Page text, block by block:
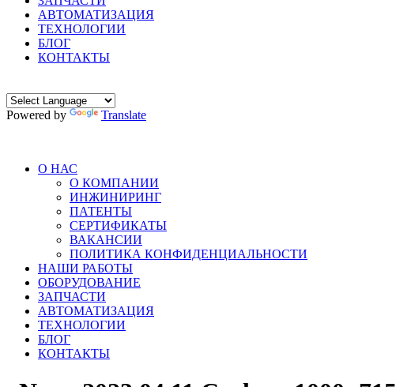
АВТОМАТИЗАЦИЯ
ТЕХНОЛОГИИ
БЛОГ
КОНТАКТЫ
Powered by Translate
О НАС
О КОМПАНИИ
ИНЖИНИРИНГ
ПАТЕНТЫ
СЕРТИФИКАТЫ
ВАКАНСИИ
ПОЛИТИКА КОНФИДЕНЦИАЛЬНОСТИ
НАШИ РАБОТЫ
ОБОРУДОВАНИЕ
ЗАПЧАСТИ
АВТОМАТИЗАЦИЯ
ТЕХНОЛОГИИ
БЛОГ
КОНТАКТЫ